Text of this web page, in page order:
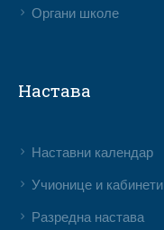
Органи школе
Настава
Наставни календар
Учионице и кабинети
Разредна настава